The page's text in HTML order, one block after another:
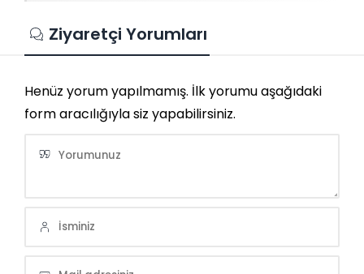
Ziyaretçi Yorumları
Henüz yorum yapılmamış. İlk yorumu aşağıdaki
form aracılığıyla siz yapabilirsiniz.